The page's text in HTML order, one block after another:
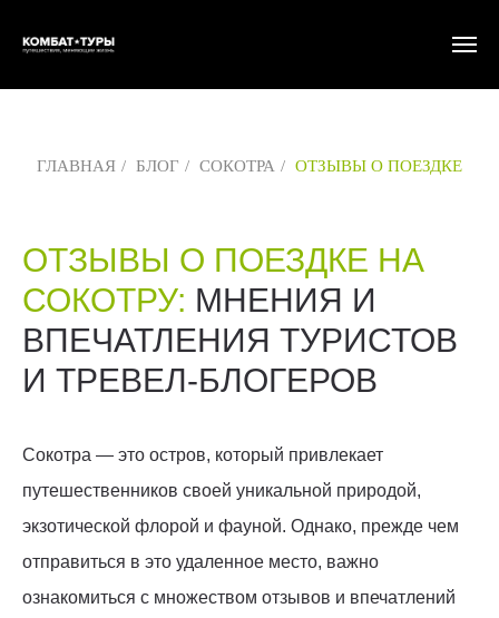
ГЛАВНАЯ / БЛОГ / СОКОТРА / ОТЗЫВЫ О ПОЕЗДКЕ
ОТЗЫВЫ О ПОЕЗДКЕ НА
СОКОТРУ: МНЕНИЯ И
ВПЕЧАТЛЕНИЯ ТУРИСТОВ
И ТРЕВЕЛ-БЛОГЕРОВ
Сокотра — это остров, который привлекает
путешественников своей уникальной природой,
экзотической флорой и фауной. Однако, прежде чем
отправиться в это удаленное место, важно
ознакомиться с множеством отзывов и впечатлений